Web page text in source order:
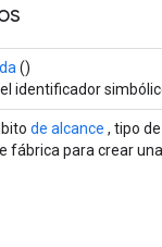
()
identificador
de alcance , tipo
fábrica para crear